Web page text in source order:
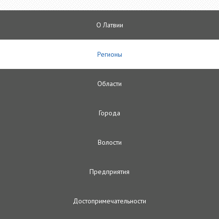
О Латвии
Регионы
Oбласти
Городa
Волости
Предприятия
Достопримечательности